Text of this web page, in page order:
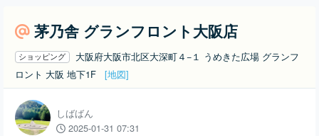
茅乃舎 グランフロント大阪店
ショッピング
大阪府大阪市北区大深町４−１ うめきた広場 グランフ
ロント 大阪 地下1F
[地図]
しばばん
2025-01-31 07:31